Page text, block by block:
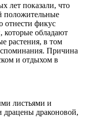
лет показали, что
положительные
отнести фикус
обладают
растения, в том
Причина
и отдыхом в
листьями и
драцены драконовой,